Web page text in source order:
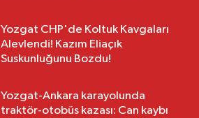
Yozgat CHP'de Koltuk Kavgaları
Alevlendi! Kazım Eliaçık
Suskunluğunu Bozdu!
Yozgat-Ankara karayolunda
traktör-otobüs kazası: Can kaybı